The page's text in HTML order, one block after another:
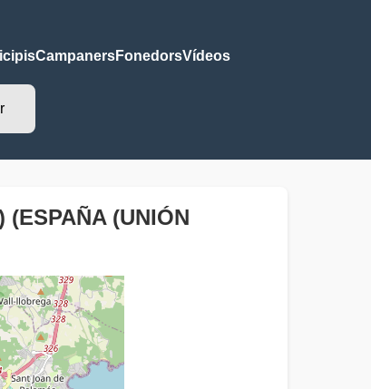
CampanersFonedorsVídeos
(UNIÓN